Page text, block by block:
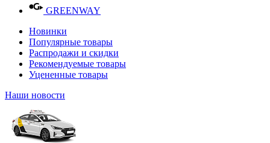
GREENWAY
Новинки
Популярные товары
Распродажи и скидки
Рекомендуемые товары
Уцененные товары
Наши новости